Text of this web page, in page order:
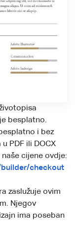
besplatno.
i bez
PDF ili DOCX
cijene ovdje:
checkout
zaslužuje ovim
Njegov
ima poseban